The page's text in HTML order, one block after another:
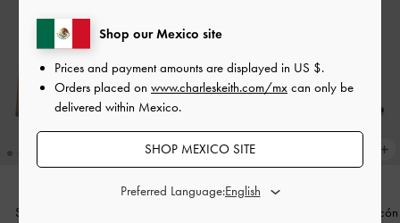
Sandalias de tiras Meadow con
Sandalias de ante sintético con tacón
Shop our Mexico site
Prices and payment amounts are displayed in US $.
Orders placed on www.charleskeith.com/mx can only be
delivered within Mexico.
SHOP MEXICO SITE
Preferred Language: